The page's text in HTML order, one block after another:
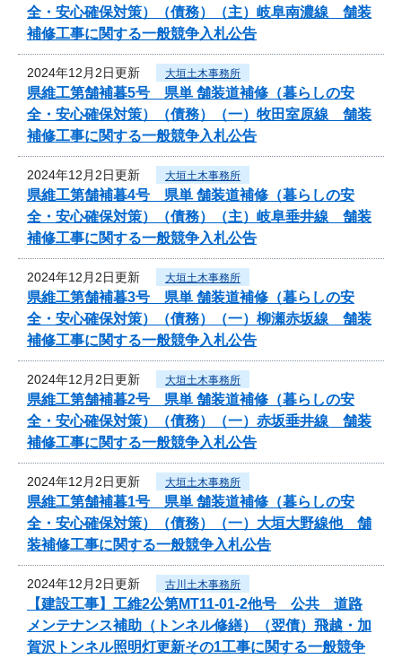
全・安心確保対策）（債務）（主）岐阜南濃線 舗装
補修工事に関する一般競争入札公告
2024年12月2日更新 大垣土木事務所
県維工第舗補暮5号 県単 舗装道補修（暮らしの安
全・安心確保対策）（債務）（一）牧田室原線 舗装
補修工事に関する一般競争入札公告
2024年12月2日更新 大垣土木事務所
県維工第舗補暮4号 県単 舗装道補修（暮らしの安
全・安心確保対策）（債務）（主）岐阜垂井線 舗装
補修工事に関する一般競争入札公告
2024年12月2日更新 大垣土木事務所
県維工第舗補暮3号 県単 舗装道補修（暮らしの安
全・安心確保対策）（債務）（一）柳瀬赤坂線 舗装
補修工事に関する一般競争入札公告
2024年12月2日更新 大垣土木事務所
県維工第舗補暮2号 県単 舗装道補修（暮らしの安
全・安心確保対策）（債務）（一）赤坂垂井線 舗装
補修工事に関する一般競争入札公告
2024年12月2日更新 大垣土木事務所
県維工第舗補暮1号 県単 舗装道補修（暮らしの安
全・安心確保対策）（債務）（一）大垣大野線他 舗
装補修工事に関する一般競争入札公告
2024年12月2日更新 古川土木事務所
【建設工事】工維2公第MT11-01-2他号 公共 道路
メンテナンス補助（トンネル修繕）（翌債）飛越・加
賀沢トンネル照明灯更新その1工事に関する一般競争